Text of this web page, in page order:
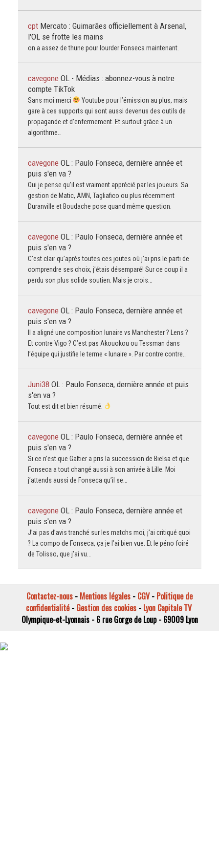
cpt Mercato : Guimarães officiellement à Arsenal,
l'OL se frotte les mains
on a assez de thune pour lourder Fonseca maintenant.
cavegone OL - Médias : abonnez-vous à notre
compte TikTok
Sans moi merci
Youtube pour l’émission au plus, mais
gare à ces supports qui sont aussi devenus des outils de
propagande et d’enfermement. Et surtout grâce à un
algorithme…
cavegone OL : Paulo Fonseca, dernière année et
puis s'en va ?
Oui je pense qu’il est vraiment apprécié par les joueurs. Sa
gestion de Matic, AMN, Tagliafico ou plus récemment
Duranville et Boudache pose quand même question.
cavegone OL : Paulo Fonseca, dernière année et
puis s'en va ?
C’est clair qu’après toutes ces joutes où j’ai pris le parti de
comprendre ses choix, j’étais désemparé! Sur ce coup il a
perdu son plus solide soutien. Mais je crois…
cavegone OL : Paulo Fonseca, dernière année et
puis s'en va ?
Il a aligné une composition lunaire vs Manchester ? Lens ?
Et contre Vigo ? C’est pas Akouokou ou Tessman dans
l’équipe qui justifie le terme « lunaire ». Par contre contre…
Juni38 OL : Paulo Fonseca, dernière année et puis
s'en va ?
Tout est dit et bien résumé.
cavegone OL : Paulo Fonseca, dernière année et
puis s'en va ?
Si ce n’est que Galtier a pris la succession de Bielsa et que
Fonseca a tout changé aussi à son arrivée à Lille. Moi
j’attends aussi de Fonseca qu’il se…
cavegone OL : Paulo Fonseca, dernière année et
puis s'en va ?
J’ai pas d’avis tranché sur les matchs moi, j’ai critiqué quoi
? La compo de Fonseca, ça je l’ai bien vue. Et le péno foiré
de Tolisso, que j’ai vu…
Contactez-nous - Mentions légales - CGV- Politique de
confidentialité- Gestion des cookies- Lyon Capitale TV
Olympique-et-Lyonnais - 6 rue Gorge de Loup - 69009 Lyon